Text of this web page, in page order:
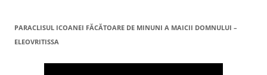
PARACLISUL ICOANEI FĂCĂTOARE DE MINUNI A MAICII DOMNULUI –
ELEOVRITISSA